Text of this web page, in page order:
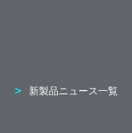
新製品ニュース一覧